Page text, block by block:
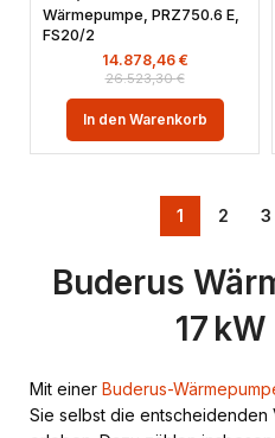
Wärmepumpe, PRZ750.6 E,
FS20/2
26.523,30€
14.878,46 €
In den Warenkorb
1 2 3
Buderus
17
Mit einer Buderus-
Sie selbst die